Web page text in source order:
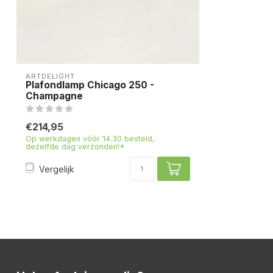
ARTDELIGHT
Plafondlamp Chicago 250 -
Champagne
€214,95
Op werkdagen vóór 14.30 besteld,
dezelfde dag verzonden!*
Vergelijk